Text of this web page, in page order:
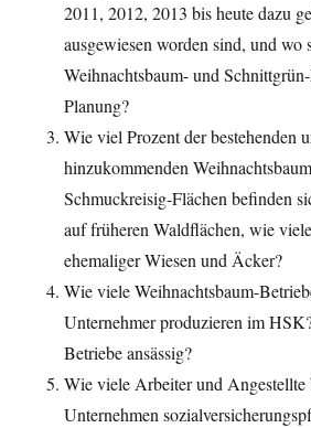
2011, 2012, 2013 bis heute dazu
ausgewiesen worden sind, und wo
Weihnachtsbaum- und
Planung?
Wie viel Prozent der bestehenden
hinzukommenden
Schmuckreisig-Flächen befinden
auf früheren Waldflächen, wie
ehemaliger Wiesen und Äcker?
Wie viele Weihnachtsbaum-
Unternehmer produzieren im
Betriebe ansässig?
Wie viele Arbeiter und Angestellte
Unternehmen